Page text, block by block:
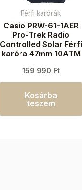
Férfi karórák
Casio PRW-61-1AER
Pro-Trek Radio
Controlled Solar Férfi
karóra 47mm 10ATM
159 990 Ft
Kosárba
teszem